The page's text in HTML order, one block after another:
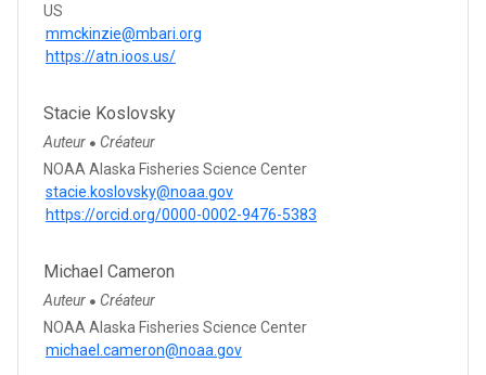
US
mmckinzie@mbari.org
https://atn.ioos.us/
Stacie Koslovsky
Auteur ● Créateur
NOAA Alaska Fisheries Science Center
stacie.koslovsky@noaa.gov
https://orcid.org/0000-0002-9476-5383
Michael Cameron
Auteur ● Créateur
NOAA Alaska Fisheries Science Center
michael.cameron@noaa.gov